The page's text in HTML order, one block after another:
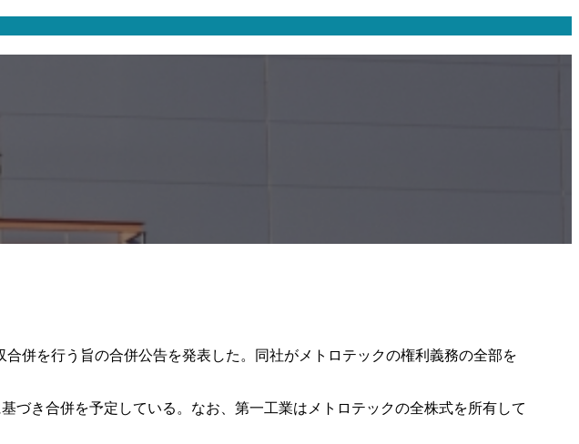
併を行う旨の合併公告を発表した。同社がメトロテックの権利義務の全部を
き合併を予定している。なお、第一工業はメトロテックの全株式を所有して